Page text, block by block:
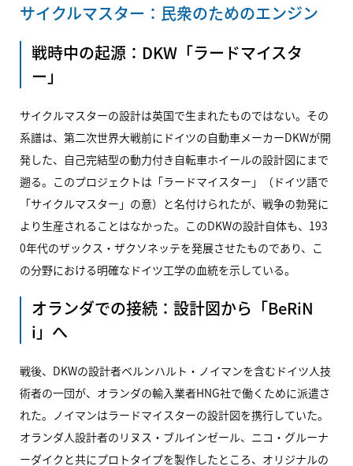
サイクルマスター：民衆のためのエンジン
戦時中の起源：DKW「ラードマイスタ
ー」
サイクルマスターの設計は英国で生まれたものではない。その
系譜は、第二次世界大戦前にドイツの自動車メーカーDKWが開
発した、自己完結型の動力付き自転車ホイールの設計図にまで
遡る。このプロジェクトは「ラードマイスター」（ドイツ語で
「サイクルマスター」の意）と名付けられたが、戦争の勃発に
より生産されることはなかった。このDKWの設計自体も、193
0年代のザックス・ザクソネッテを発展させたものであり、こ
の分野における明確なドイツ工学の血統を示している。
オランダでの接続：設計図から「BeRiN
i」へ
戦後、DKWの設計者ベルンハルト・ノイマンを含むドイツ人技
術者の一団が、オランダの輸入業者HNG社で働くために派遣さ
れた。ノイマンはラードマイスターの設計図を携行していた。
オランダ人設計者のリヌス・ブルインゼール、ニコ・グルーナ
ーダイクと共にプロトタイプを製作したところ、オリジナルの